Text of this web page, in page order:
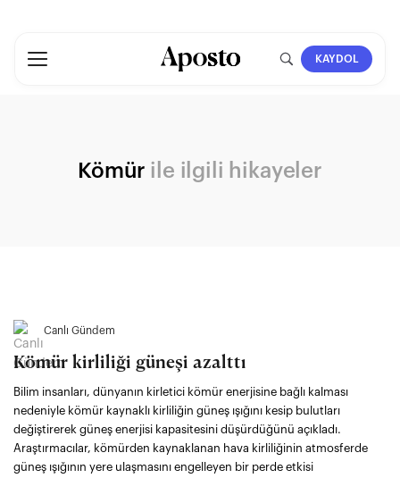
KAYDOL
Kömür ile ilgili hikayeler
Canlı Gündem
Kömür kirliliği güneşi azalttı
Bilim insanları, dünyanın kirletici kömür enerjisine bağlı kalması
nedeniyle kömür kaynaklı kirliliğin güneş ışığını kesip bulutları
değiştirerek güneş enerjisi kapasitesini düşürdüğünü açıkladı.
Araştırmacılar, kömürden kaynaklanan hava kirliliğinin atmosferde
güneş ışığının yere ulaşmasını engelleyen bir perde etkisi